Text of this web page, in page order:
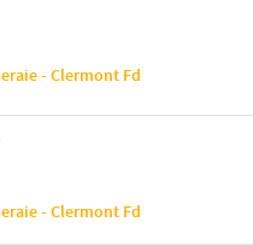
- Clermont Fd
- Clermont Fd